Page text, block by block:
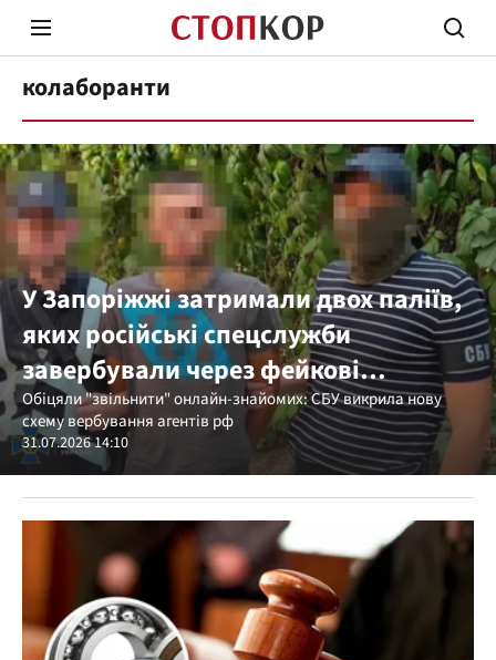
Стоп Політичній Корупції
Політика
колаборанти
У Запоріжжі затримали двох паліїв,
яких російські спецслужби
завербували через фейкові
знайомства в Telegram
Обіцяли "звільнити" онлайн-знайомих: СБУ викрила нову
схему вербування агентів рф
31.07.2026 14:10